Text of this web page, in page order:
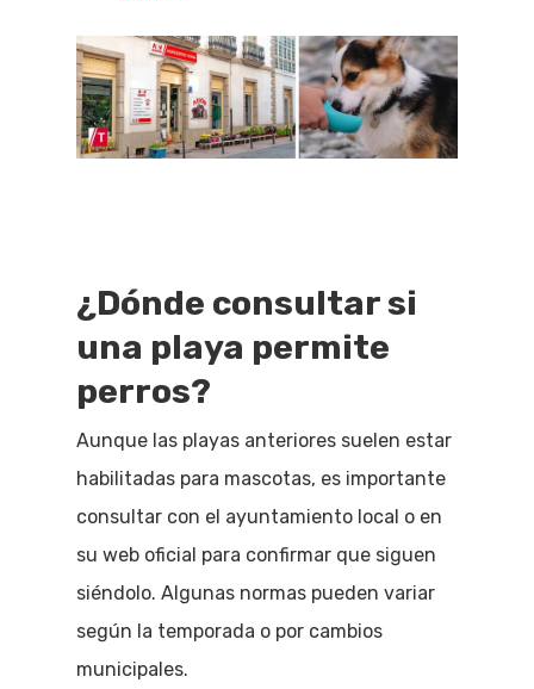
¿Dónde consultar si
una playa permite
perros?
Aunque las playas anteriores suelen estar
habilitadas para mascotas, es importante
consultar con el ayuntamiento local o en
su web oficial para confirmar que siguen
siéndolo. Algunas normas pueden variar
según la temporada o por cambios
municipales.